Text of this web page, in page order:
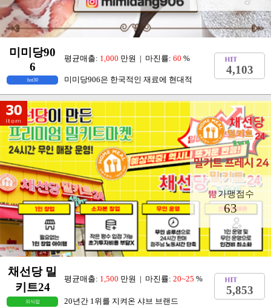
미미당90
6
평균매출: 1,000 만원 | 마진률: 60 %
hot30 미미당906은 한국적인 재료에 현대적
4,103
가맹점수
63
채선당 밀
키트24
평균매출: 1,500 만원 | 마진률: 20~25 %
외식업 20년간 1위를 지켜온 샤브 브랜드
5,853